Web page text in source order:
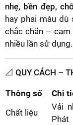
nhẹ, bền đẹp,
hay phai màu
chắc chắn –
nhiều lần sử dụng.
📐 QUY CÁCH –
Thông số
Chi
Chất liệu
Vải
Phát